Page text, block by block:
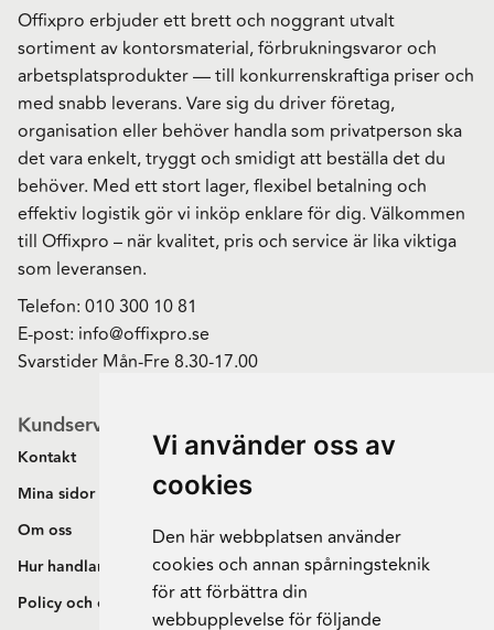
Vi använder oss av
cookies
Den här webbplatsen använder
cookies och annan spårningsteknik
för att förbättra din
webbupplevelse för följande
Offixpro erbjuder ett brett och noggrant utvalt
sortiment av kontorsmaterial, förbrukningsvaror och
arbetsplatsprodukter — till konkurrenskraftiga priser och
med snabb leverans. Vare sig du driver företag,
organisation eller behöver handla som privatperson ska
det vara enkelt, tryggt och smidigt att beställa det du
behöver. Med ett stort lager, flexibel betalning och
effektiv logistik gör vi inköp enklare för dig. Välkommen
till Offixpro – när kvalitet, pris och service är lika viktiga
som leveransen.
Telefon: 010 300 10 81
E-post: info@offixpro.se
Svarstider Mån-Fre 8.30-17.00
Kundservice
Kontakt
Mina sidor
Om oss
Hur handlar jag?
Policy och cookies